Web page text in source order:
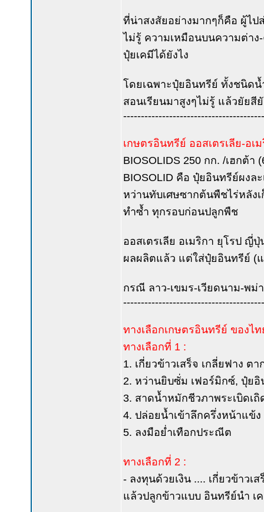
ที่น่าสงสัยอย่างมากๆก็คือ ผู้ไ
ไม่รู้ ความเหมือนบนความต่า
ปุ๋ยเคมีได้ยังไง
โดยเฉพาะปุ๋ยอินทรีย์ ทั้งชนิด
สอนเรียนมาสูงๆไม่รู้ แล้วยัยสี
เกษตรอินทรีย์ ออสเตรเลีย-อเ
BIOSOLIDS 250 กก. /เฮกต้า
BIOSOLID คือ ปุ๋ยอินทรีย์ผงล
หว่านทับเศษซากต้นพืชไร่หลัง
ทำซ้ำ ทุกรอบก่อนปลูกพืช
ออสเตรเลีย อเมริกา ยุโรป ญี่
ผลผลิตแล้ว แต่ใส่ปุ๋ยอินทรีย์ (
กรณี ลาว-เขมร-เวียดนาม-พม่
ทางเลือกเกษตรอินทรีย์ ของไท
ทางเลือกที่ 1 :
1. เกี่ยวข้าวเสร็จ เกลี่ยฟาง ต
2. หว่านยิบซั่ม เฟอร์มิกซ์, ปุ๋ย
3. สาดน้ำหมักชีวภาพระเบิดเ
4. ปล่อยน้ำเข้าลึกครึ่งหน้าแข้
5. ลงมือย่ำเทือกประณีต
ทางเลือกที่ 2 :
- ลงทุนด้วยเงิน .... เกี่ยวข้าว
แล้วปลูกข้าวแบบ อินทรีย์นำ เ